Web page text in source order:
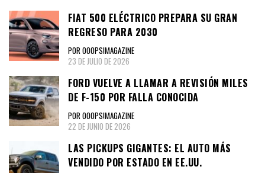
FIAT 500 ELÉCTRICO PREPARA SU GRAN
REGRESO PARA 2030
POR OOOPS!MAGAZINE
23 DE JULIO DE 2026
FORD VUELVE A LLAMAR A REVISIÓN MILES
DE F-150 POR FALLA CONOCIDA
POR OOOPS!MAGAZINE
22 DE JUNIO DE 2026
LAS PICKUPS GIGANTES: EL AUTO MÁS
VENDIDO POR ESTADO EN EE.UU.